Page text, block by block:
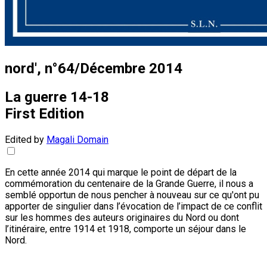
nord', n°64/Décembre 2014
La guerre 14-18
First Edition
Edited by Magali Domain
En cette année 2014 qui marque le point de départ de la
commémoration du centenaire de la Grande Guerre, il nous a
semblé opportun de nous pencher à nouveau sur ce qu'ont pu
apporter de singulier dans l’évocation de l’impact de ce conflit
sur les hommes des auteurs originaires du Nord ou dont
l’itinéraire, entre 1914 et 1918, comporte un séjour dans le
Nord.